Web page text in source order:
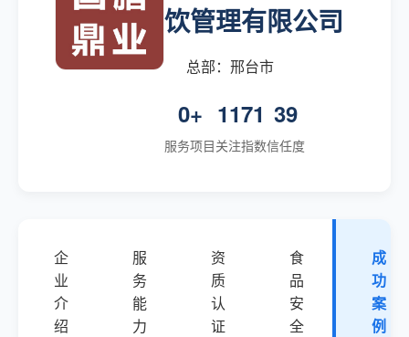
饮管理有限公司
总部：邢台市
0+
服务项目
1171
关注指数
39
信任度
企
业
介
绍
服
务
能
力
资
质
认
证
食
品
安
全
成
功
案
例